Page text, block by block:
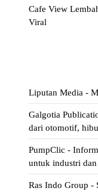
Cafe View
Viral
Liputan Media -
Galgotia
dari otomotif,
PumpClic -
untuk industri
Ras Indo Group -